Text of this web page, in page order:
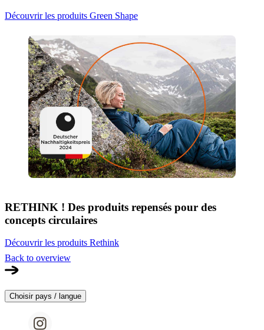
Découvrir les produits Green Shape
RETHINK ! Des produits repensés pour des
concepts circulaires
Découvrir les produits Rethink
Back to overview
Choisir pays / langue